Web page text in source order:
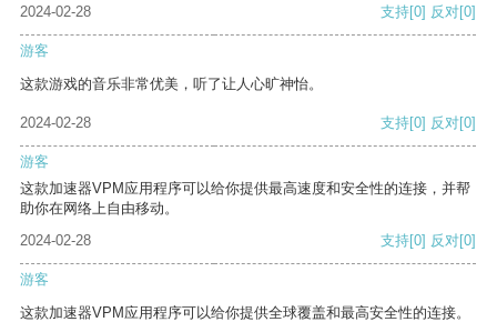
2024-02-28 支持[0] 反对[0]
游客
这款游戏的音乐非常优美，听了让人心旷神怡。
2024-02-28 支持[0] 反对[0]
游客
这款加速器VPM应用程序可以给你提供最高速度和安全性的连接，并帮
助你在网络上自由移动。
2024-02-28
支持[0] 反对[0]
游客
这款加速器VPM应用程序可以给你提供全球覆盖和最高安全性的连接。